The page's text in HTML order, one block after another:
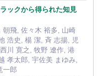
ックから得られた知見
朝飛, 佐々木 裕多, 山崎
浩史, 楊 潔, 斉 志揚, 児
川 寛之, 牧野 遼作, 港
孝太郎, 宇佐美 まゆみ,
一郎